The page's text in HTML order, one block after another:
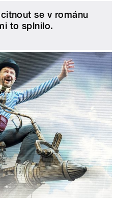
se v románu
to splnilo.